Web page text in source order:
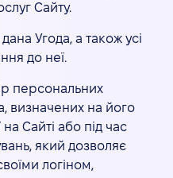
Сайту.
Угода, а також усі
до неї.
персональних
визначених на його
на Сайті або під час
який дозволяє
логіном,